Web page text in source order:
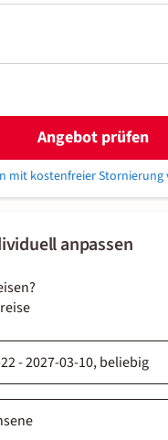
anpassen
Angebot prüfen
mit kostenfreier Stornierung